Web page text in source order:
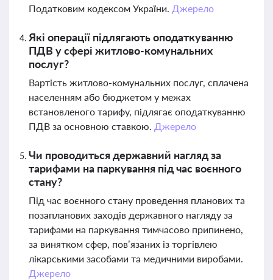
Податковим кодексом України. Джерело
Які операції підлягають оподаткуванню
ПДВ у сфері житлово-комунальних
послуг?
Вартість житлово-комунальних послуг, сплачена
населенням або бюджетом у межах
встановленого тарифу, підлягає оподаткуванню
ПДВ за основною ставкою. Джерело
Чи проводиться державний нагляд за
тарифами на паркування під час воєнного
стану?
Під час воєнного стану проведення планових та
позапланових заходів державного нагляду за
тарифами на паркування тимчасово припинено,
за винятком сфер, пов’язаних із торгівлею
лікарськими засобами та медичними виробами.
Джерело